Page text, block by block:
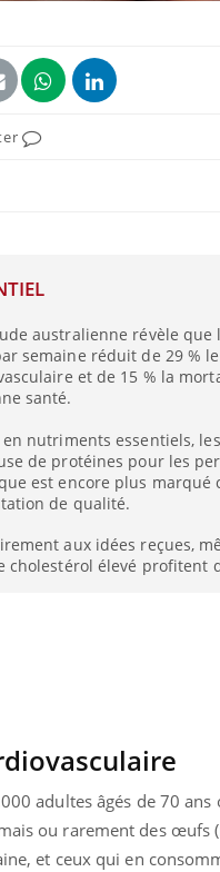
australienne révèle que
semaine réduit de 29 %
et de 15 % la
santé.
en nutriments essentiels,
de protéines pour les
est encore plus marqué
de qualité.
aux idées reçues,
cholestérol élevé profitent
adultes âgés de 70
ou rarement des œufs
et ceux qui en